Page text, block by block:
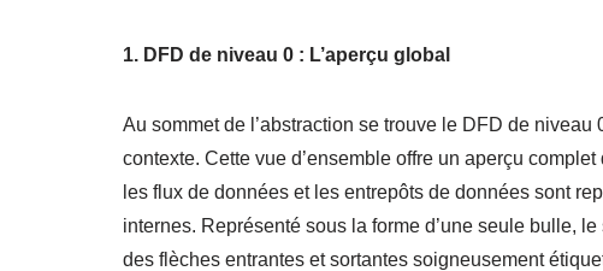
1. DFD de niveau 0 : L’aperçu global
Au sommet de l’abstraction se trouve le DFD de
contexte. Cette vue d’ensemble offre un aperçu
les flux de données et les entrepôts de données sont
internes. Représenté sous la forme d’une seule bulle,
des flèches entrantes et sortantes soigneusement